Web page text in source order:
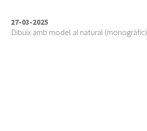
27-03-2025
Dibuix amb model al natural (monogràfic)